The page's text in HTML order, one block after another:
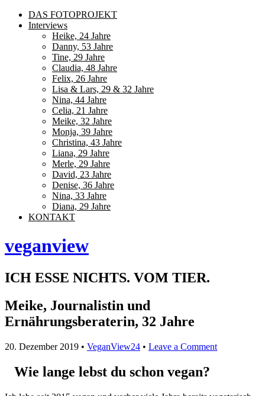
DAS FOTOPROJEKT
Interviews
Heike, 24 Jahre
Danny, 53 Jahre
Tine, 29 Jahre
Claudia, 48 Jahre
Felix, 26 Jahre
Lisa & Lars, 29 & 32 Jahre
Nina, 44 Jahre
Celia, 21 Jahre
Meike, 32 Jahre
Monja, 39 Jahre
Christina, 43 Jahre
Liana, 29 Jahre
Merle, 29 Jahre
David, 23 Jahre
Denise, 36 Jahre
Nina, 33 Jahre
Diana, 29 Jahre
KONTAKT
veganview
ICH ESSE NICHTS. VOM TIER.
Meike, Journalistin und
Ernährungsberaterin, 32 Jahre
20. Dezember 2019 • VeganView24 • Leave a Comment
Wie lange lebst du schon vegan?